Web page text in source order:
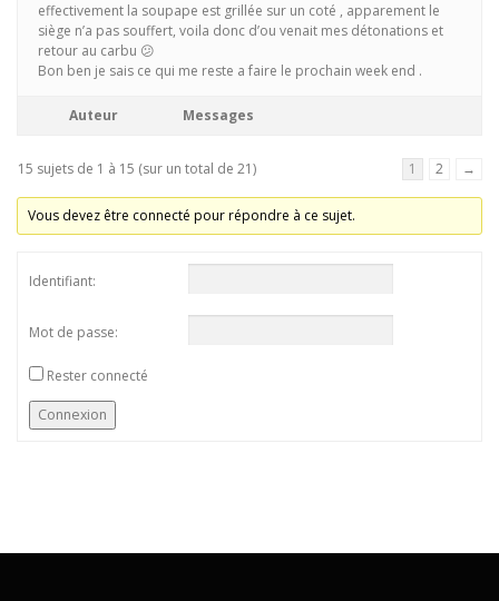
effectivement la soupape est grillée sur un coté , apparement le
siège n’a pas souffert, voila donc d’ou venait mes détonations et
retour au carbu 😕
Bon ben je sais ce qui me reste a faire le prochain week end .
Auteur Messages
15 sujets de 1 à 15 (sur un total de 21) 1 2 →
Vous devez être connecté pour répondre à ce sujet.
Identifiant:
Mot de passe:
Rester connecté
Connexion